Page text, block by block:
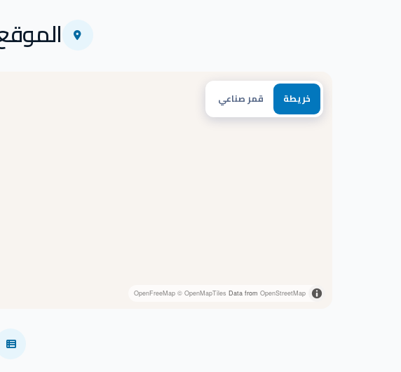
خريطة قمر صناعي
OpenFreeMap © OpenMapTiles Data from OpenStreetMap